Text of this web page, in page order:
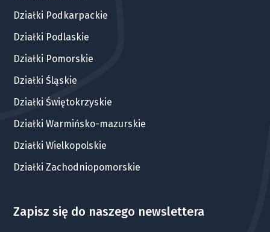
Działki Podkarpackie
Działki Podlaskie
Działki Pomorskie
Działki Śląskie
Działki Świętokrzyskie
Działki Warmińsko-mazurskie
Działki Wielkopolskie
Działki Zachodniopomorskie
Zapisz się do naszego newslettera